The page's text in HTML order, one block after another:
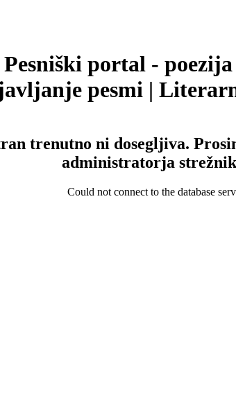
Pesniški portal -
pesmi |
trenutno ni dosegljiva.
administratorja
Could not connect to the database